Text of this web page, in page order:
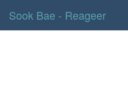
Sook Bae - Reageer